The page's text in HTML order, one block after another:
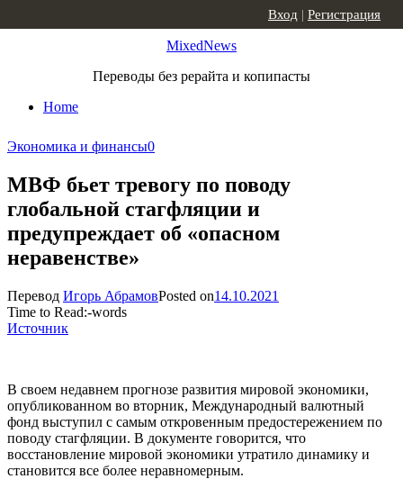
MixedNews
Переводы без рерайта и копипасты
Home
Вход | Регистрация
Экономика и финансы0
МВФ бьет тревогу по поводу
глобальной стагфляции и
предупреждает об «опасном
неравенстве»
Перевод Игорь АбрамовPosted on14.10.2021
Time to Read:-words
Источник
В своем недавнем прогнозе развития мировой экономики,
опубликованном во вторник, Международный валютный
фонд выступил с самым откровенным предостережением по
поводу стагфляции. В документе говорится, что
восстановление мировой экономики утратило динамику и
становится все более неравномерным.